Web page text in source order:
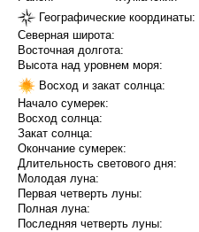
Географические координаты:
Северная широта:
Восточная долгота:
Высота над уровнем моря:
Восход и закат солнца:
Начало сумерек:
Восход солнца:
Закат солнца:
Окончание сумерек:
Длительность светового дня:
Молодая луна:
Первая четверть луны:
Полная луна:
Последняя четверть луны: